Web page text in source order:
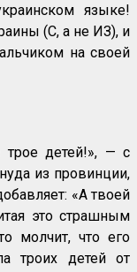
языке!
(С, а не ИЗ), и
на своей
детей!», — с
из провинции,
«А твоей
это страшным
молчит, что его
троих детей от